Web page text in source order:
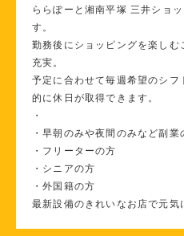
ららぽーと湘南平塚 三井ショ
す。
勤務後にショッピングを楽しむ
充実。
予定に合わせて毎週希望のシ
的に休日が取得できます。
・
・早朝のみや夜間のみなど副業
・フリーターの方
・シニアの方
・外国籍の方
最新設備のきれいなお店で元気